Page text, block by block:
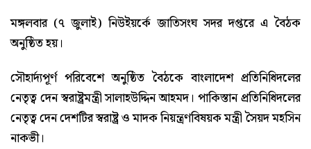
মঙ্গলবার (৭ জুলাই) নিউইয়র্কে জাতিসংঘ সদর দপ্তরে এ বৈঠক
অনুষ্ঠিত হয়।
সৌহার্দ্যপূর্ণ পরিবেশে অনুষ্ঠিত বৈঠকে বাংলাদেশ প্রতিনিধিদলের
নেতৃত্ব দেন স্বরাষ্ট্রমন্ত্রী সালাহউদ্দিন আহমদ। পাকিস্তান প্রতিনিধিদলের
নেতৃত্ব দেন দেশটির স্বরাষ্ট্র ও মাদক নিয়ন্ত্রণবিষয়ক মন্ত্রী সৈয়দ মহসিন
নাকভী।